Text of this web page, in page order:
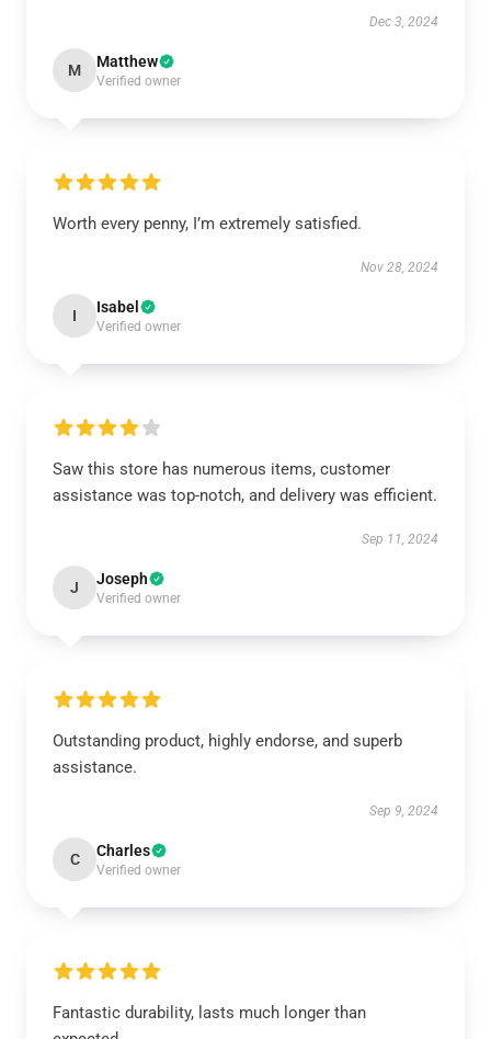
Dec 3, 2024
M Matthew
Verified owner
Worth every penny, I’m extremely satisfied.
Nov 28, 2024
I Isabel
Verified owner
Saw this store has numerous items, customer
assistance was top-notch, and delivery was efficient.
Sep 11, 2024
J Joseph
Verified owner
Outstanding product, highly endorse, and superb
assistance.
Sep 9, 2024
C Charles
Verified owner
Fantastic durability, lasts much longer than